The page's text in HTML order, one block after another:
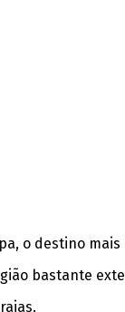
o destino
bastante